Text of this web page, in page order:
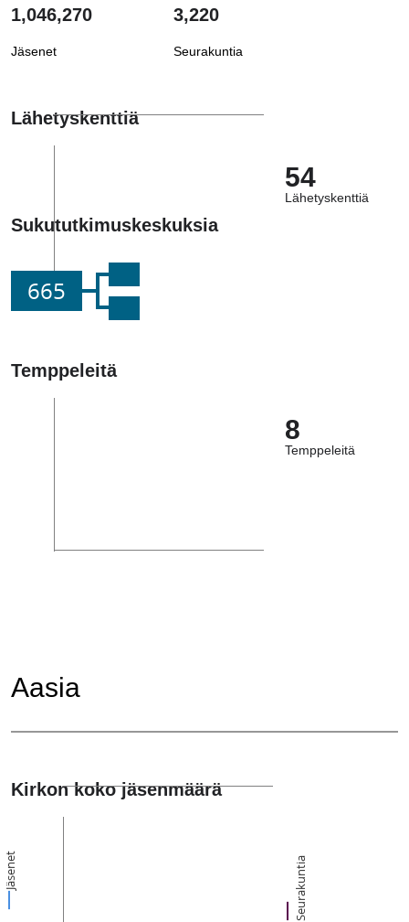
1,046,270
Jäsenet
3,220
Seurakuntia
Lähetyskenttiä
54
Lähetyskenttiä
Sukututkimuskeskuksia
665
Temppeleitä
8
Temppeleitä
Aasia
Kirkon koko jäsenmäärä
Jäsenet Seurakuntia